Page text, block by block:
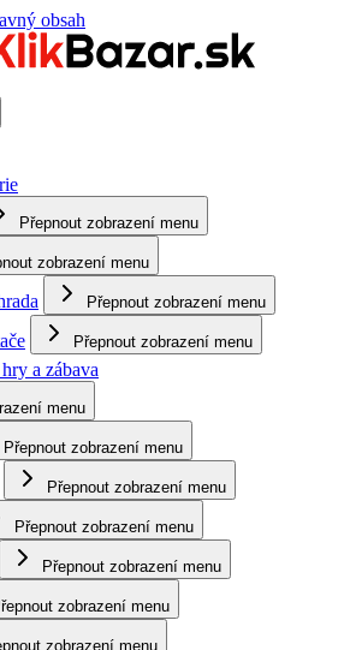
obsah
Přepnout zobrazení menu
zobrazení menu
Přepnout zobrazení menu
Přepnout zobrazení menu
a zábava
menu
Přepnout zobrazení menu
Přepnout zobrazení menu
Přepnout zobrazení menu
Přepnout zobrazení menu
zobrazení menu
zobrazení menu